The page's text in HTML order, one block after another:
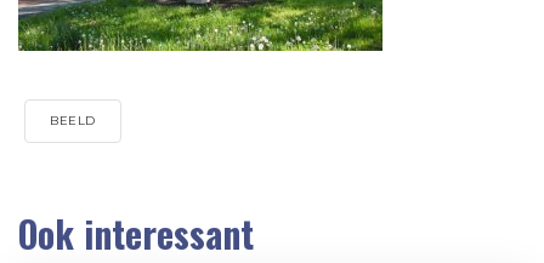
BEELD
Ook interessant